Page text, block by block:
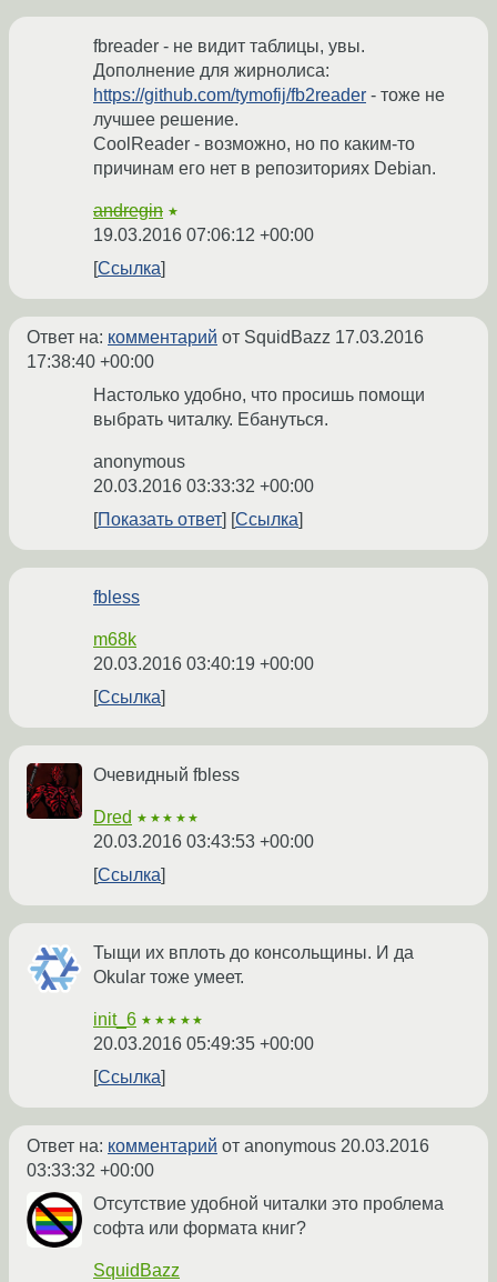
fbreader - не видит таблицы, увы.
Дополнение для жирнолиса:
https://github.com/tymofij/fb2reader - тоже не
лучшее решение.
CoolReader - возможно, но по каким-то
причинам его нет в репозиториях Debian.
andregin ★
19.03.2016 07:06:12 +00:00
Ссылка
Ответ на: комментарий от SquidBazz 17.03.2016
17:38:40 +00:00
Настолько удобно, что просишь помощи
выбрать читалку. Ебануться.
anonymous
20.03.2016 03:33:32 +00:00
Показать ответ
Ссылка
fbless
m68k
20.03.2016 03:40:19 +00:00
Ссылка
Очевидный fbless
Dred ★★★★★
20.03.2016 03:43:53 +00:00
Ссылка
Тыщи их вплоть до консольщины. И да
Okular тоже умеет.
init_6 ★★★★★
20.03.2016 05:49:35 +00:00
Ссылка
Ответ на: комментарий от anonymous 20.03.2016
03:33:32 +00:00
Отсутствие удобной читалки это проблема
софта или формата книг?
SquidBazz